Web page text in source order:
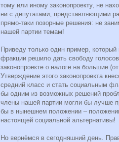
тому или иному законопроекту, не
ни с депутатами, представляющими
прямо-таки позорные решения: не
нашей партии темам!
Приведу только один пример,
фракции решило дать свободу
законопроекте о налоге на большие
Утверждение этого законопроекта
средний класс и стать социальным
бы одним из возможных решений
члены нашей партии могли бы лучше
бы в нынешнем положении –
настоящей социальной альтернативы!
Но вернёмся в сегодняшний день.